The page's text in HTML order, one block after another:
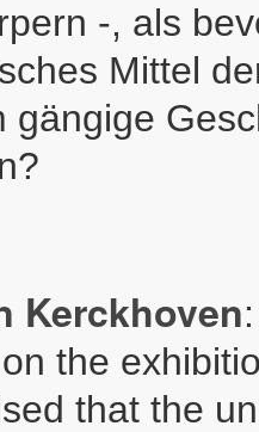
-, als
Mittel
gängige
Kerckhoven
the
that the